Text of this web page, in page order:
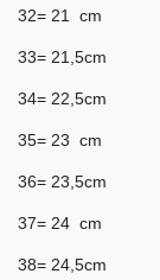
32= 21 cm
33= 21,5cm
34= 22,5cm
35= 23 cm
36= 23,5cm
37= 24 cm
38= 24,5cm